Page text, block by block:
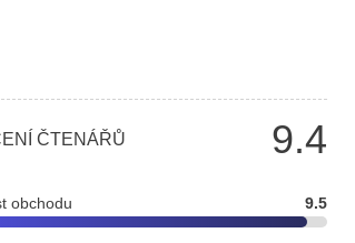
9.4
ČTENÁŘŮ
obchodu 9.5